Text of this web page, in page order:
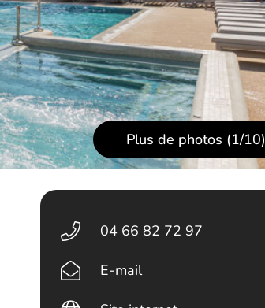
Plus de photos (1/10)
04 66 82 72 97
E-mail